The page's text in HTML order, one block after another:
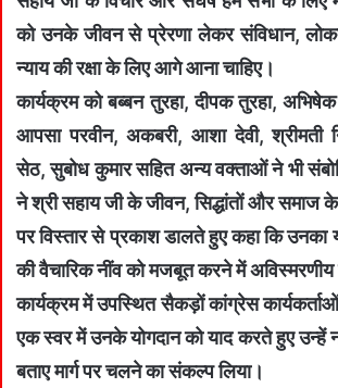
को उनके जीवन से प्रेरणा लेकर संविधान,
न्याय की रक्षा के लिए आगे आना चाहिए।
कार्यक्रम को बब्बन तुरहा, दीपक तुरहा,
आपसा परवीन, अकबरी, आशा देवी, श्रीमती
सेठ, सुबोध कुमार सहित अन्य वक्ताओं ने भी
ने श्री सहाय जी के जीवन, सिद्धांतों और समाज
पर विस्तार से प्रकाश डालते हुए कहा कि उनका
की वैचारिक नींव को मजबूत करने में अविस्मरणीय
कार्यक्रम में उपस्थित सैकड़ों कांग्रेस
एक स्वर में उनके योगदान को याद करते हुए
बताए मार्ग पर चलने का संकल्प लिया।